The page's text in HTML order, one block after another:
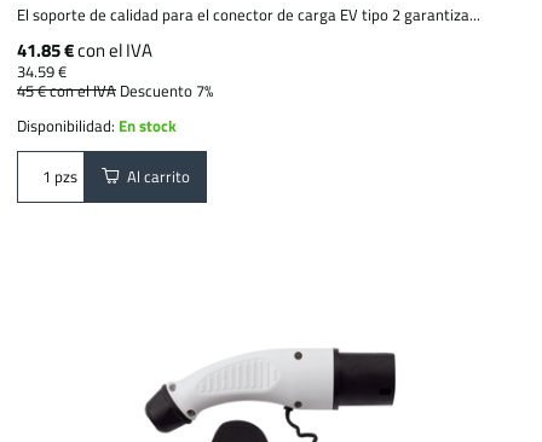
El soporte de calidad para el conector de carga EV tipo 2 garantiza...
41.85 €con el IVA
34.59 €
45 €con el IVA Descuento 7%
Disponibilidad: En stock
pzs Al carrito